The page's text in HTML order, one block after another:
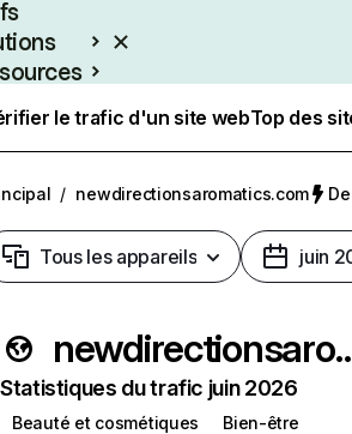
le trafic d'un site webTop des
/ newdirectionsaromatics.com
Tous les appareils juin
Statistiques du trafic juin 2026
Beauté et cosmétiques
Bien-être